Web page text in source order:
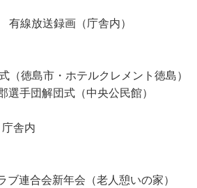
放送録画（庁舎内）
徳島市・ホテルクレメント徳島）
手団解団式（中央公民館）
舎内
連合会新年会（老人憩いの家）